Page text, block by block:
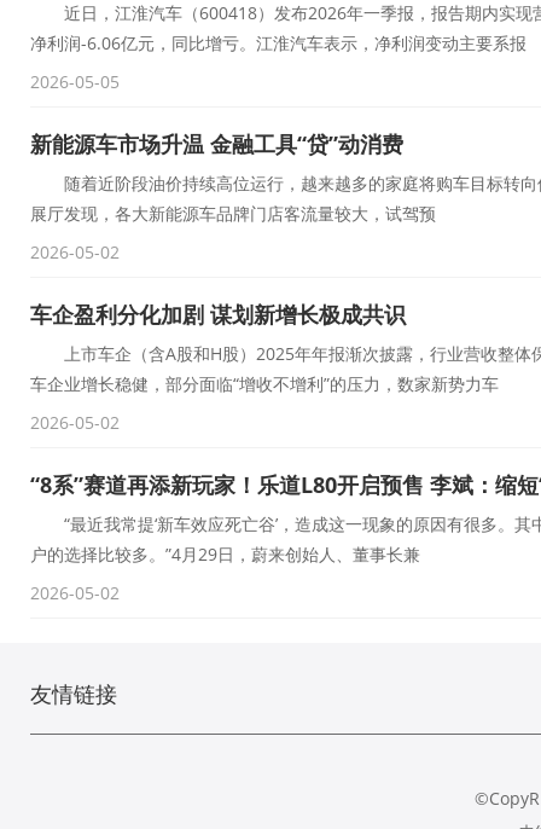
近日，江淮汽车（600418）发布2026年一季报，报告期内实现
净利润-6.06亿元，同比增亏。江淮汽车表示，净利润变动主要系报
2026-05-05
新能源车市场升温 金融工具“贷”动消费
随着近阶段油价持续高位运行，越来越多的家庭将购车目标转
展厅发现，各大新能源车品牌门店客流量较大，试驾预
2026-05-02
车企盈利分化加剧 谋划新增长极成共识
上市车企（含A股和H股）2025年年报渐次披露，行业营收整
车企业增长稳健，部分面临“增收不增利”的压力，数家新势力车
2026-05-02
“8系”赛道再添新玩家！乐道L80开启预售 李斌：缩
“最近我常提‘新车效应死亡谷’，造成这一现象的原因有很多。
户的选择比较多。”4月29日，蔚来创始人、董事长兼
2026-05-02
友情链接